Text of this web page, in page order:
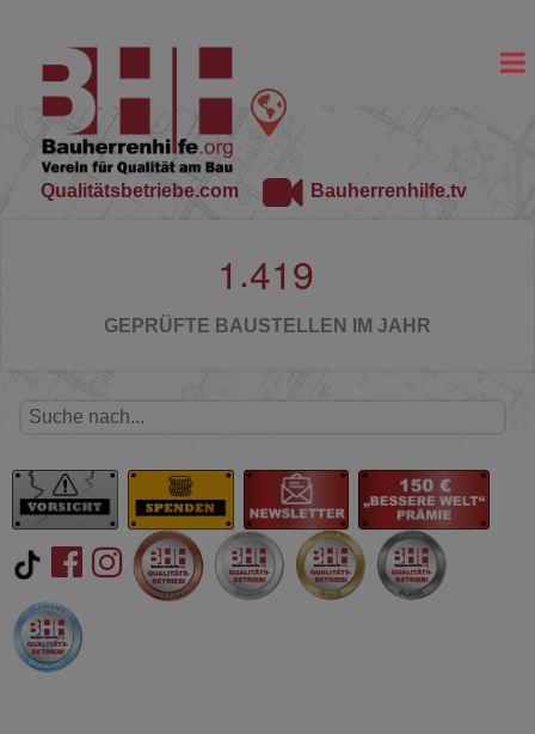
Qualitätsbetriebe.com Bauherrenhilfe.tv
1 .419
GEPRÜFTE BAUSTELLEN IM JAHR